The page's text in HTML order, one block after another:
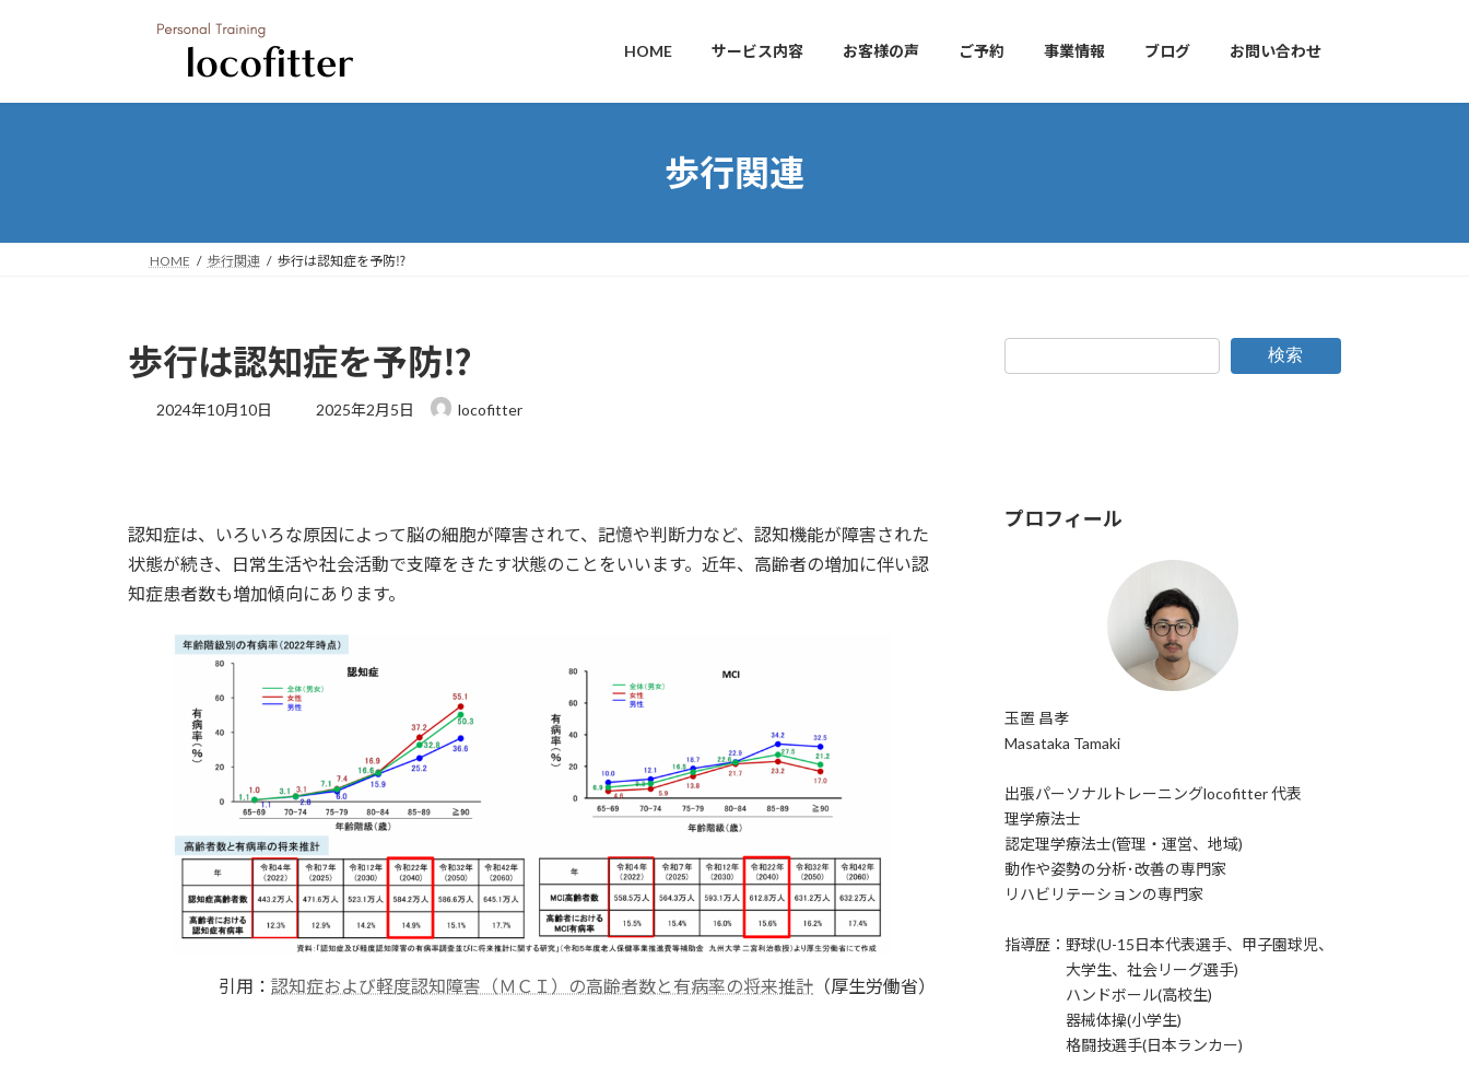
プ
動
HOME サービス内容 お客様の声 ご予約 事業情報 ブログ お問い合わせ
歩行関連
HOME 歩行関連 歩行は認知症を予防⁉
歩行は認知症を予防⁉
2024年10月10日
最
:
2025年2月5日 locofitter
認知症は、いろいろな原因によって脳の細胞が障害されて、記憶や判断力など、認知機能が障害された
状態が続き、日常生活や社会活動で支障をきたす状態のことをいいます。近年、高齢者の増加に伴い認
知症患者数も増加傾向にあります。
引用：認知症および軽度認知障害（ＭＣＩ）の高齢者数と有病率の将来推計 （厚生労働省）
検索
プロフィール
玉置 昌孝
Masataka Tamaki
出張パーソナルトレーニングlocofitter 代表
理学療法士
認定理学療法士(管理・運営、地域)
動作や姿勢の分析･改善の専門家
リハビリテーションの専門家
指導歴：野球(U-15日本代表選手、甲子園球児、
大学生、社会リーグ選手)
ハンドボール(高校生)
器械体操(小学生)
格闘技選手(日本ランカー)